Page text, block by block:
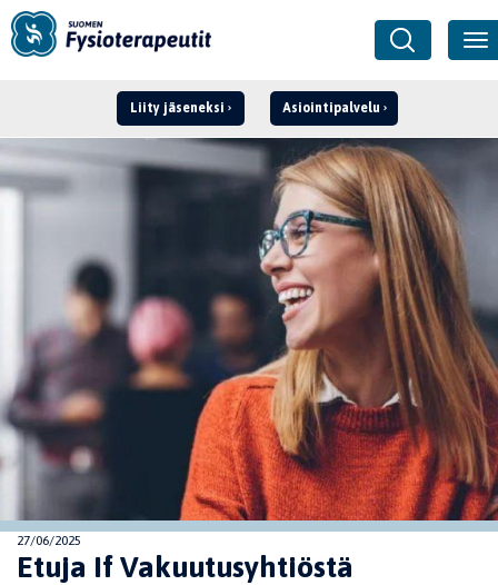
Liity jäseneksi Asiointipalvelu
Kirjaudu ›
27/06/2025
Etuja If Vakuutusyhtiöstä